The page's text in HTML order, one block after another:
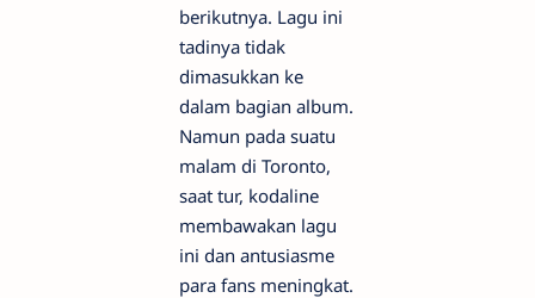
berikutnya. Lagu ini
tadinya tidak
dimasukkan ke
dalam bagian album.
Namun pada suatu
malam di Toronto,
saat tur, kodaline
membawakan lagu
ini dan antusiasme
para fans meningkat.